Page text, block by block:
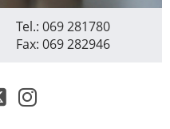
Tel.: 069 281780
Fax: 069 282946